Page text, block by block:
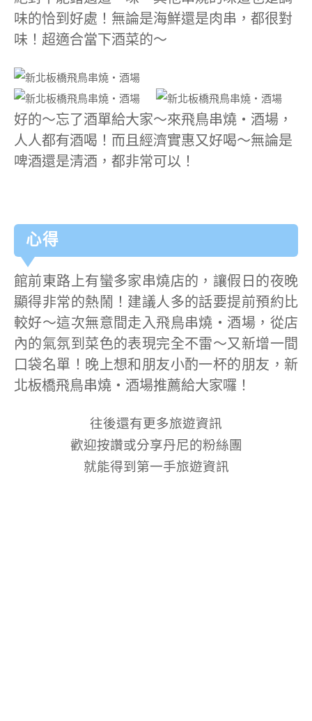
味的恰到好處！無論是海鮮還是肉串，都很對
味！超適合當下酒菜的～
好的～忘了酒單給大家～來飛鳥串燒‧酒場，
人人都有酒喝！而且經濟實惠又好喝～無論是
啤酒還是清酒，都非常可以！
心得
館前東路上有蠻多家串燒店的，讓假日的夜晚
顯得非常的熱鬧！建議人多的話要提前預約比
較好～這次無意間走入飛鳥串燒‧酒場，從店
內的氣氛到菜色的表現完全不雷～又新增一間
口袋名單！晚上想和朋友小酌一杯的朋友，新
北板橋飛鳥串燒‧酒場推薦給大家囉！
往後還有更多旅遊資訊
歡迎按讚或分享丹尼的粉絲團
就能得到第一手旅遊資訊